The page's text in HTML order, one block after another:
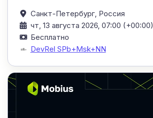
Санкт-Петербург, Россия
чт, 13 августа 2026, 07:00 (+00:00)
Бесплатно
DevRel SPb+Msk+NN